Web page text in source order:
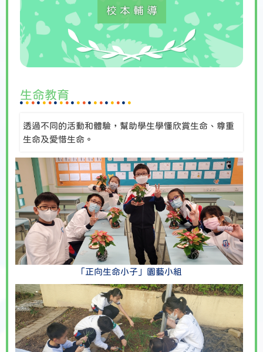
校本輔導
生命教育
透過不同的活動和體驗，幫助學生學懂欣賞生命、尊重
生命及愛惜生命。
「正向生命小子」園藝小組